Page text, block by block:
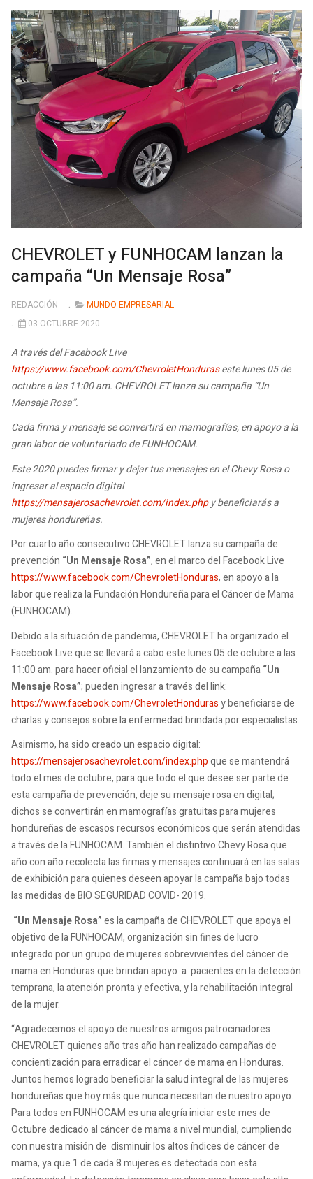
CHEVROLET y FUNHOCAM lanzan la
campaña “Un Mensaje Rosa”
REDACCIÓN
MUNDO EMPRESARIAL
03 OCTUBRE 2020
A través del Facebook Live
https://www.facebook.com/ChevroletHonduraseste lunes 05 de
octubre a las 11:00 am. CHEVROLET lanza su campaña “Un
Mensaje Rosa”.
Cada firma y mensaje se convertirá en mamografías, en apoyo a la
gran labor de voluntariado de FUNHOCAM.
Este 2020 puedes firmar y dejar tus mensajes en el Chevy Rosa o
ingresar al espacio digital
https://mensajerosachevrolet.com/index.phpy beneficiarás a
mujeres hondureñas.
Por cuarto año consecutivo CHEVROLET lanza su campaña de
prevención “Un Mensaje Rosa”, en el marco del Facebook Live
https://www.facebook.com/ChevroletHonduras, en apoyo a la
labor que realiza la Fundación Hondureña para el Cáncer de Mama
(FUNHOCAM).
Debido a la situación de pandemia, CHEVROLET ha organizado el
Facebook Live que se llevará a cabo este lunes 05 de octubre a las
11:00 am. para hacer oficial el lanzamiento de su campaña“Un
Mensaje Rosa”; pueden ingresar a través del link:
https://www.facebook.com/ChevroletHondurasy beneficiarse de
charlas y consejos sobre la enfermedad brindada por especialistas.
Asimismo, ha sido creado un espacio digital:
https://mensajerosachevrolet.com/index.phpque se mantendrá
todo el mes de octubre, para que todo el que desee ser parte de
esta campaña de prevención, deje su mensaje rosa en digital;
dichos se convertirán en mamografías gratuitas para mujeres
hondureñas de escasos recursos económicos que serán atendidas
a través de la FUNHOCAM. También el distintivo Chevy Rosa que
año con año recolecta las firmas y mensajes continuará en las salas
de exhibición para quienes deseen apoyar la campaña bajo todas
las medidas de BIO SEGURIDAD COVID- 2019.
“Un Mensaje Rosa”es la campaña de CHEVROLET que apoya el
objetivo de la FUNHOCAM, organización sin fines de lucro
integrado por un grupo de mujeres sobrevivientes del cáncer de
mama en Honduras que brindan apoyo a pacientes en la detección
temprana, la atención pronta y efectiva, y la rehabilitación integral
de la mujer.
“Agradecemos el apoyo de nuestros amigos patrocinadores
CHEVROLET quienes año tras año han realizado campañas de
concientización para erradicar el cáncer de mama en Honduras.
Juntos hemos logrado beneficiar la salud integral de las mujeres
hondureñas que hoy más que nunca necesitan de nuestro apoyo.
Para todos en FUNHOCAM es una alegría iniciar este mes de
Octubre dedicado al cáncer de mama a nivel mundial, cumpliendo
con nuestra misión de disminuir los altos índices de cáncer de
mama, ya que 1 de cada 8 mujeres es detectada con esta